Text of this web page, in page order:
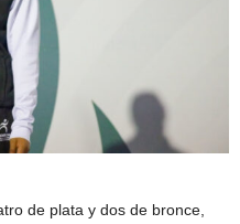
de plata y dos de bronce,